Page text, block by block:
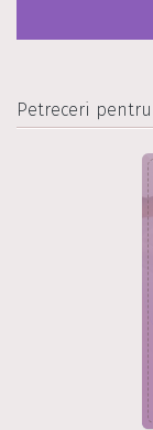
Petreceri